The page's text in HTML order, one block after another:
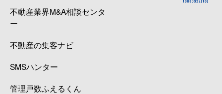
不動産業界M&A相談センタ
ー
不動産の集客ナビ
SMSハンター
管理戸数ふえるくん